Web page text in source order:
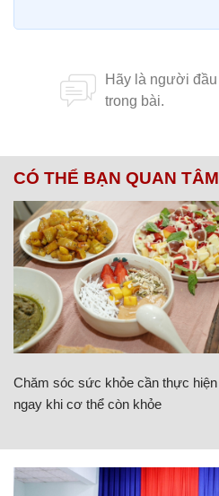
CÓ THỂ BẠN QUAN TÂM
Chăm sóc sức khỏe cần thực hiện
ngay khi cơ thể còn khỏe